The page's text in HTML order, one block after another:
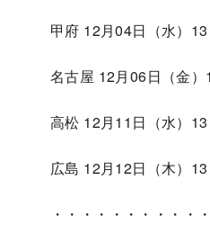
甲府 12月04日（水）
名古屋 12月06日（金
高松 12月11日（水）
広島 12月12日（木）
・・・・・・・・・・